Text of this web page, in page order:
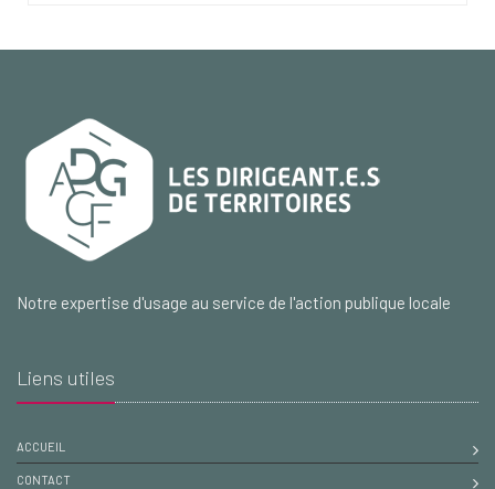
Notre expertise d'usage au service de l'action publique locale
Liens utiles
ACCUEIL
CONTACT